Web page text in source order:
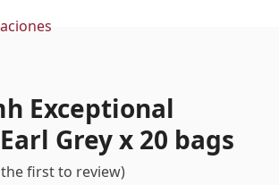
Exceptional
Grey x 20 bags
first to review)